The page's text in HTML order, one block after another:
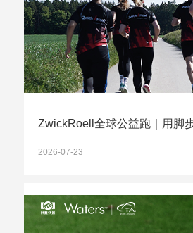
2026-07-23